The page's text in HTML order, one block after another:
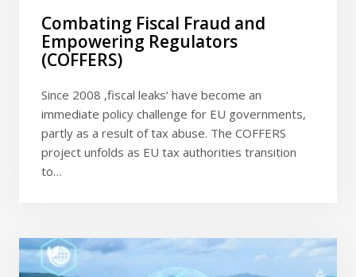
Combating Fiscal Fraud and
Empowering Regulators
(COFFERS)
Since 2008 ‚fiscal leaks‘ have become an
immediate policy challenge for EU governments,
partly as a result of tax abuse. The COFFERS
project unfolds as EU tax authorities transition
to…